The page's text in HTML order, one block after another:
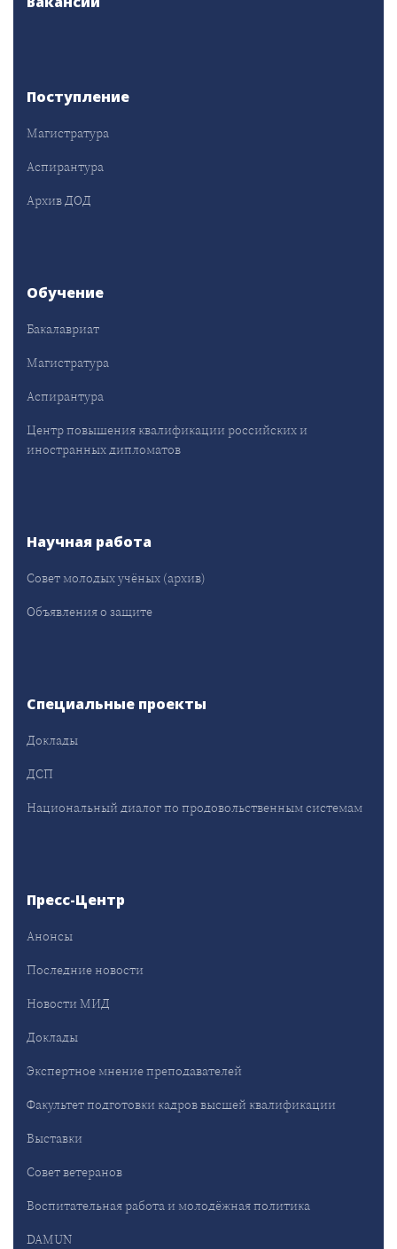
Поступление
Магистратура
Аспирантура
Архив ДОД
Обучение
Бакалавриат
Магистратура
Аспирантура
Центр повышения квалификации российских и
иностранных дипломатов
Научная работа
Совет молодых учёных (архив)
Объявления о защите
Специальные проекты
Доклады
ДСП
Национальный диалог по продовольственным системам
Пресс-Центр
Анонсы
Последние новости
Новости МИД
Доклады
Экспертное мнение преподавателей
Факультет подготовки кадров высшей квалификации
Выставки
Совет ветеранов
Воспитательная работа и молодёжная политика
DAMUN